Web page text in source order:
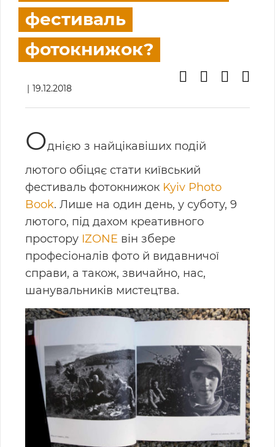
фестиваль
фотокнижок?
19.12.2018
Однією з найцікавіших подій
лютого обіцяє стати київський
фестиваль фотокнижок Kyiv Photo
Book. Лише на один день, у суботу, 9
лютого, під дахом креативного
простору IZONE він збере
професіоналів фото й видавничої
справи, а також, звичайно, нас,
шанувальників мистецтва.